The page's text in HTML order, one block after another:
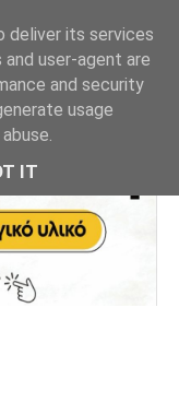
deliver its services
user-agent are
and security
usage
IT